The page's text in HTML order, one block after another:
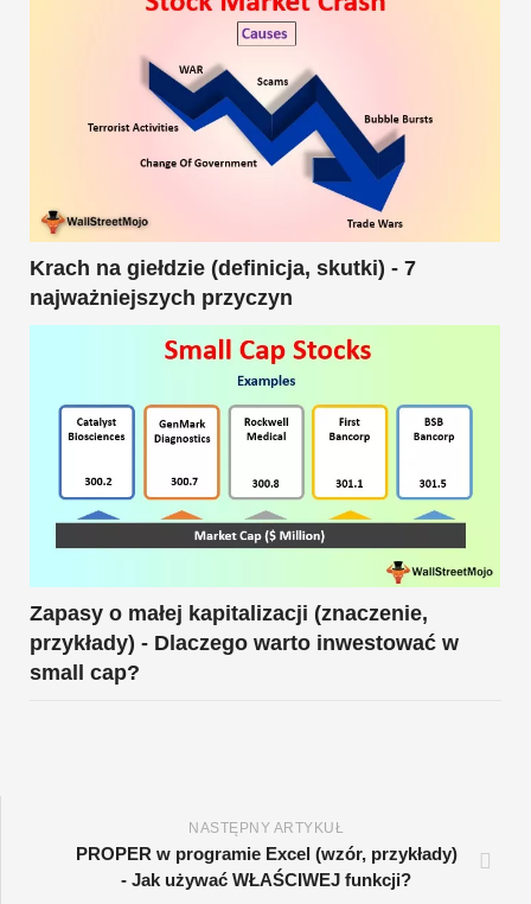
Krach na giełdzie (definicja, skutki) - 7
najważniejszych przyczyn
Zapasy o małej kapitalizacji (znaczenie,
przykłady) - Dlaczego warto inwestować w
small cap?
NASTĘPNY ARTYKUŁ
PROPER w programie Excel (wzór, przykłady)
- Jak używać WŁAŚCIWEJ funkcji?